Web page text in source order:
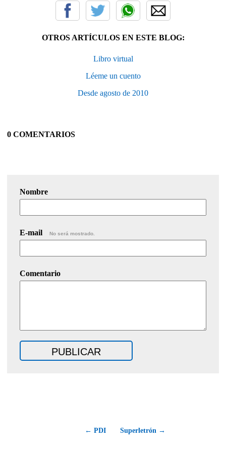
OTROS ARTÍCULOS EN ESTE BLOG:
Libro virtual
Léeme un cuento
Desde agosto de 2010
0 COMENTARIOS
Nombre
E-mail No será mostrado.
Comentario
← PDI Superletrón →